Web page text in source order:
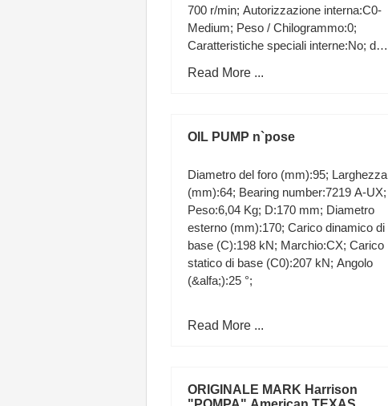
700 r/min; Autorizzazione interna:C0-
Medium; Peso / Chilogrammo:0;
Caratteristiche speciali interne:No; da
Read More ...
OIL PUMP n`pose
Diametro del foro (mm):95; Larghezza
(mm):64; Bearing number:7219 A-UX;
Peso:6,04 Kg; D:170 mm; Diametro
esterno (mm):170; Carico dinamico di
base (C):198 kN; Marchio:CX; Carico
statico di base (C0):207 kN; Angolo
(&alfa;):25 °;
Read More ...
ORIGINALE MARK Harrison